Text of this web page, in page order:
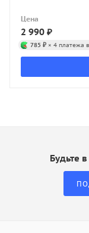
Цена
2 990 ₽
785 ₽ × 4 платежа
Будьте